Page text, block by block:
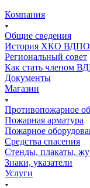
Компания
Общие сведения
История ХКО ВДПО
Региональный совет
Как стать членом
Документы
Магазин
Противопожарное
Пожарная арматура
Пожарное
Средства спасения
Стенды, плакаты,
Знаки, указатели
Услуги